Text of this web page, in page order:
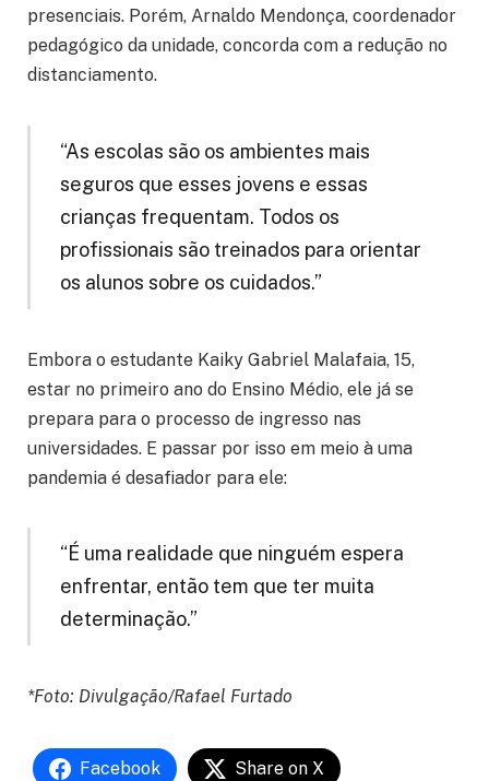
presenciais. Porém, Arnaldo Mendonça, coordenador
pedagógico da unidade, concorda com a redução no
distanciamento.
“As escolas são os ambientes mais
seguros que esses jovens e essas
crianças frequentam. Todos os
profissionais são treinados para orientar
os alunos sobre os cuidados.”
Embora o estudante Kaiky Gabriel Malafaia, 15,
estar no primeiro ano do Ensino Médio, ele já se
prepara para o processo de ingresso nas
universidades. E passar por isso em meio à uma
pandemia é desafiador para ele:
“É uma realidade que ninguém espera
enfrentar, então tem que ter muita
determinação.”
*Foto: Divulgação/Rafael Furtado
Facebook Share on X